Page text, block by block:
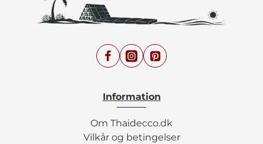
Information
Om Thaidecco.dk
Vilkår og betingelser